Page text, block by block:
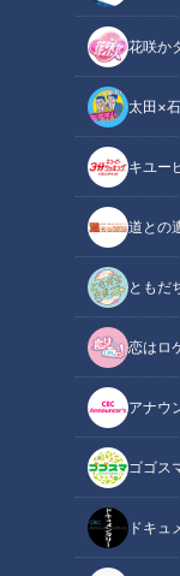
花咲か
太田×
キユー
道との
ともだ
恋はロ
アナウ
ゴゴス
ドキュ
CBCテレビ『健康カプ
この記事の画像
この記事を見